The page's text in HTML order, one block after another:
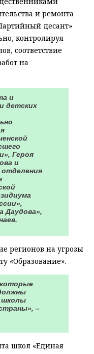
и ремонта
десант»
контролируя
соответствие
на
и
детских
Героя
и
отделения
Даудова»,
регионов на угрозы
«Образование».
школы
–
школ «Единая